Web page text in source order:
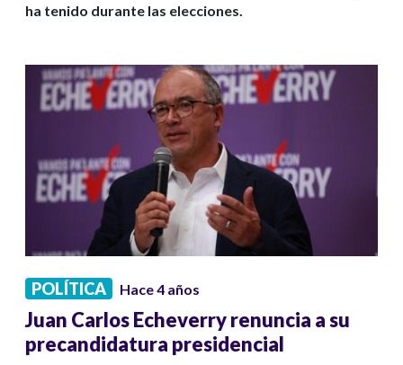
ha tenido durante las elecciones.
POLÍTICA Hace 4 años
Juan Carlos Echeverry renuncia a su
precandidatura presidencial